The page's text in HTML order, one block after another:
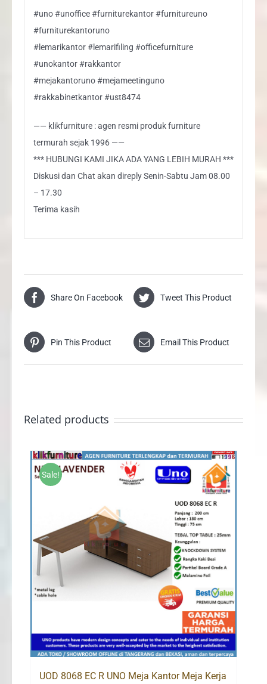
#uno #unoffice #furniturekantor #furnitureuno
#furniturekantoruno
#lemarikantor #lemarifiling #officefurniture
#unokantor #rakkantor
#mejakantoruno #mejameetinguno
#rakkabinetkantor #ust8474
—— klikfurniture : agen resmi produk furniture
termurah sejak 1996 ——
*** HUBUNGI KAMI JIKA ADA YANG LEBIH MURAH ***
Diskusi dan Chat akan direply Senin-Sabtu Jam 08.00
– 17.30
Terima kasih
Share On Facebook Tweet This Product
Pin This Product Email This Product
Related products
Sale!
UOD 8068 EC R UNO Meja Kantor Meja Kerja